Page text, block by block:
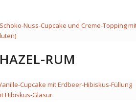
HAZEL-RUM